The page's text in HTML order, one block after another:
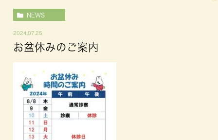
NEWS
2024.07.25
お盆休みのご案内